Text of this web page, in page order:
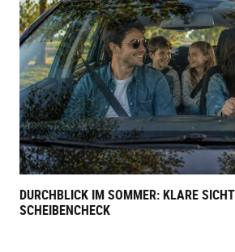
DURCHBLICK IM SOMMER: KLARE
SCHEIBENCHECK